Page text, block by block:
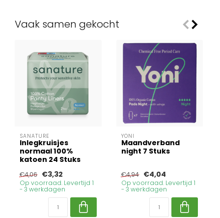
Vaak samen gekocht
SANATURE
Inlegkruisjes
normaal 100%
katoen 24 Stuks
€4,06 €3,32
Op voorraad. Levertijd 1
- 3 werkdagen
YONI
Maandverband
night 7 Stuks
€4,94 €4,04
Op voorraad. Levertijd 1
- 3 werkdagen